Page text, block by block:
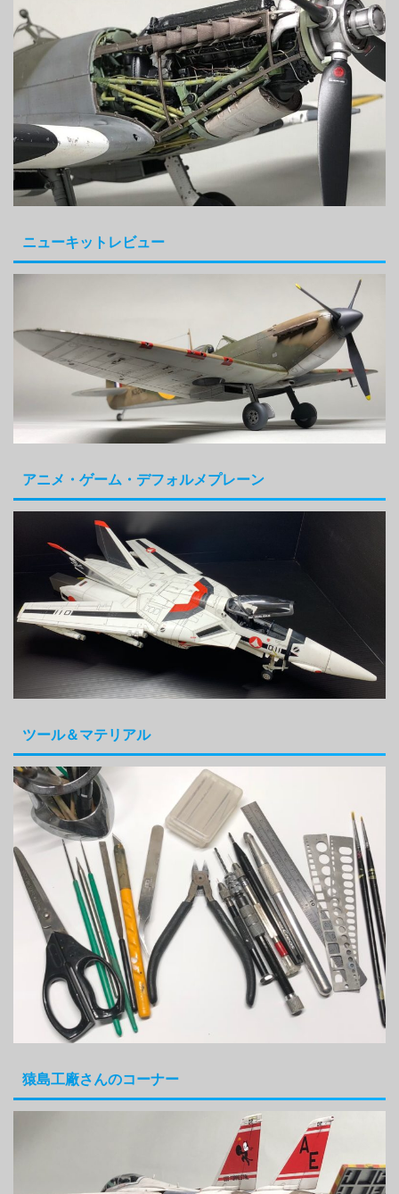
ニューキットレビュー
アニメ・ゲーム・デフォルメプレーン
ツール＆マテリアル
猿島工廠さんのコーナー